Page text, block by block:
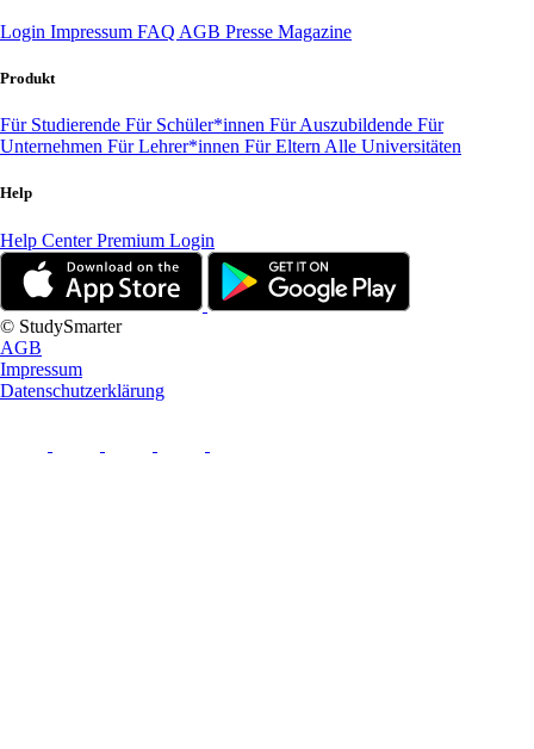
Login Impressum FAQ AGB Presse Magazine
Produkt
Für Studierende Für Schüler*innen Für Auszubildende Für
Unternehmen Für Lehrer*innen Für Eltern Alle Universitäten
Help
Help CenterPremium Login
© StudySmarter
AGB
Impressum
Datenschutzerklärung